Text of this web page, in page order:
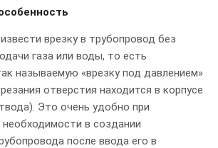
врезку в трубопровод без
газа или воды, то есть
называемую «врезку под давлением»
отверстия находится в корпусе
Это очень удобно при
необходимости в создании
после ввода его в